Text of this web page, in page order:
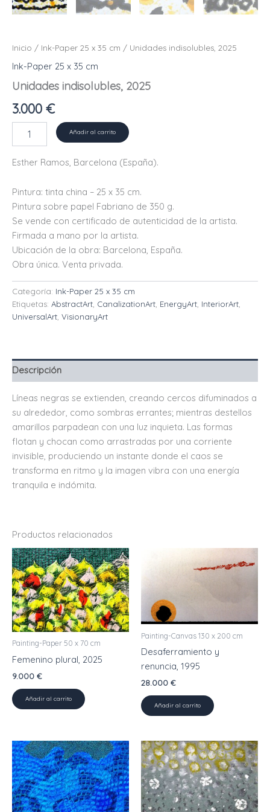
Inicio / Ink-Paper 25 x 35 cm / Unidades indisolubles, 2025
Ink-Paper 25 x 35 cm
Unidades indisolubles, 2025
3.000 €
indisolubles,
cantidad
Añadir al carrito
Esther Ramos, Barcelona (España).
Pintura: tinta china – 25 x 35 cm.
Pintura sobre papel Fabriano de 350 g.
Se vende con certificado de autenticidad de la artista.
Firmada a mano por la artista.
Ubicación de la obra: Barcelona, ​​España.
Obra única. Venta privada.
Categoría: Ink-Paper 25 x 35 cm
Etiquetas: AbstractArt, CanalizationArt, EnergyArt, InteriorArt,
UniversalArt, VisionaryArt
Descripción
Líneas negras se extienden, creando cercos difuminados a
su alrededor, como sombras errantes; mientras destellos
amarillos parpadean con una luz inquieta. Las formas
flotan y chocan como arrastradas por una corriente
invisible, produciendo un instante donde el caos se
transforma en ritmo y la imagen vibra con una energía
tranquila e indómita.
Productos relacionados
Painting-Paper 50 x 70 cm
Femenino plural, 2025
9.000 €
Añadir al carrito
Painting-Canvas 130 x 200 cm
Desaferramiento y
renuncia, 1995
28.000 €
Añadir al carrito